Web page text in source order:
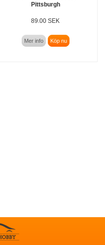
Pittsburgh
89.00 SEK
Mer info Köp nu